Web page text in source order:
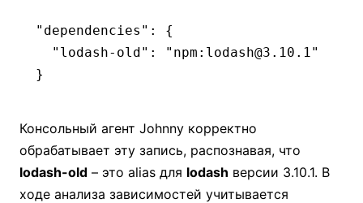
"dependencies" : {
  "lodash-old"
:
"npm:lodash@3.10.1"
}
Консольный агент Johnny корректно
обрабатывает эту запись, распознавая, что
lodash-old – это alias для lodash версии 3.10.1. В
ходе анализа зависимостей учитывается